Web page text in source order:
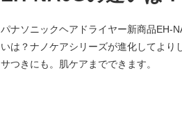
パナソニックヘアドライヤー新商品EH-
いは？ナノケアシリーズが進化してより
サつきにも。肌ケアまでできます。